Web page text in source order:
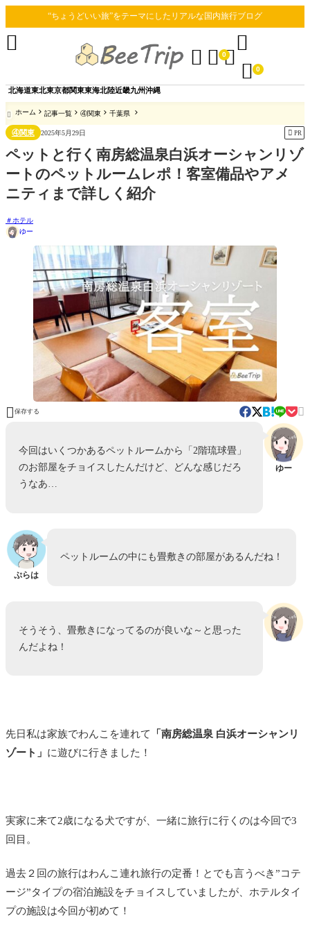
“ちょうどいい旅”をテーマにしたリアルな国内旅行ブログ
北海道東北東京都関東東海北陸近畿九州沖縄
  0

 0

 ホーム 記事一覧 ④関東 千葉県
④関東 2025年5月29日  PR
ペットと行く南房総温泉白浜オーシャンリゾ
ートのペットルームレポ！客室備品やアメ
ニティまで詳しく紹介
ホテル
ゆー
 保存する 
ゆー
今回はいくつかあるペットルームから「2階琉球畳」
のお部屋をチョイスしたんだけど、どんな感じだろ
うなあ…
ぷらは
ペットルームの中にも畳敷きの部屋があるんだね！
そうそう、畳敷きになってるのが良いな～と思った
んだよね！
先日私は家族でわんこを連れて
「南房総温泉 白浜オーシャンリ
ゾート」 に遊びに行きました！
実家に来て2歳になる犬ですが、一緒に旅行に行くのは今回で3
回目。
過去２回の旅行はわんこ連れ旅行の定番！とでも言うべき”コテ
ージ”タイプの宿泊施設をチョイスしていましたが、ホテルタイ
プの施設は今回が初めて！